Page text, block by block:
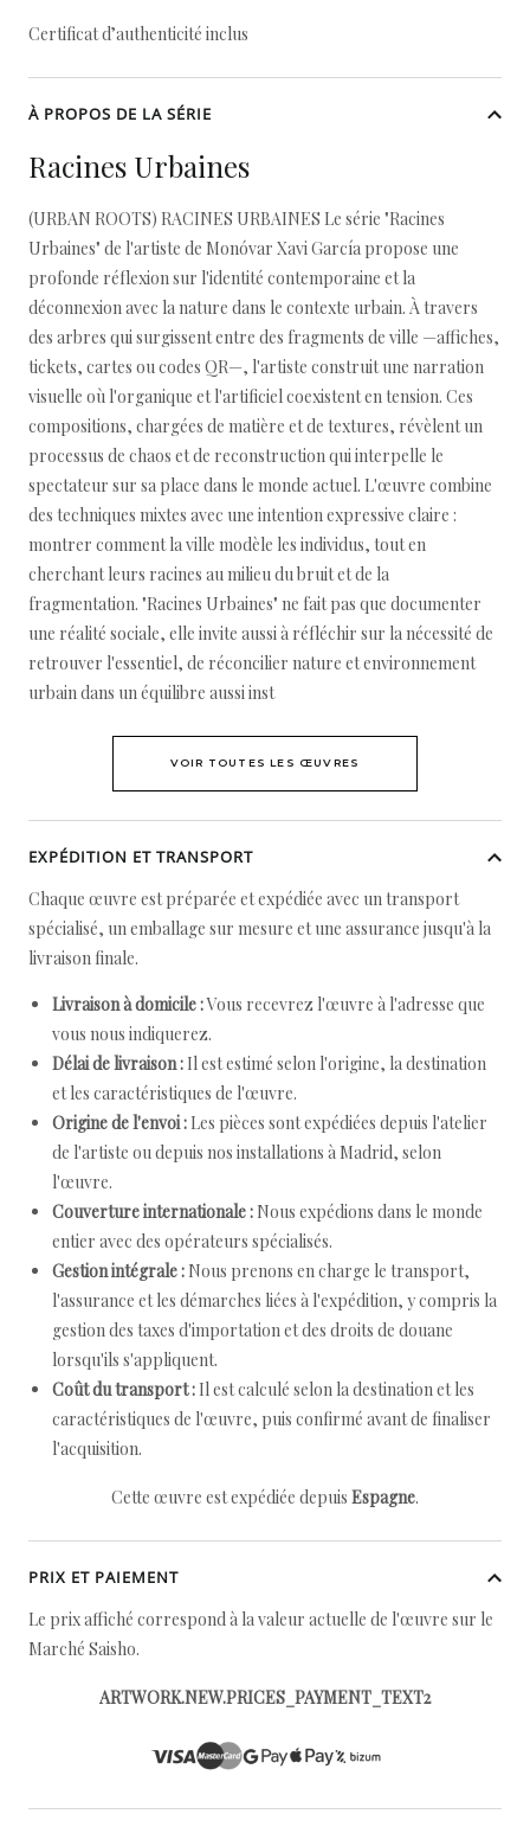
Certificat d’authenticité inclus
À PROPOS DE LA SÉRIE
Racines Urbaines
(URBAN ROOTS) RACINES URBAINES Le série "Racines
Urbaines" de l'artiste de Monóvar Xavi García propose une
profonde réflexion sur l'identité contemporaine et la
déconnexion avec la nature dans le contexte urbain. À travers
des arbres qui surgissent entre des fragments de ville —affiches,
tickets, cartes ou codes QR—, l'artiste construit une narration
visuelle où l'organique et l'artificiel coexistent en tension. Ces
compositions, chargées de matière et de textures, révèlent un
processus de chaos et de reconstruction qui interpelle le
spectateur sur sa place dans le monde actuel. L'œuvre combine
des techniques mixtes avec une intention expressive claire :
montrer comment la ville modèle les individus, tout en
cherchant leurs racines au milieu du bruit et de la
fragmentation. "Racines Urbaines" ne fait pas que documenter
une réalité sociale, elle invite aussi à réfléchir sur la nécessité de
retrouver l'essentiel, de réconcilier nature et environnement
urbain dans un équilibre aussi inst
VOIR TOUTES LES ŒUVRES
EXPÉDITION ET TRANSPORT
Chaque œuvre est préparée et expédiée avec un transport
spécialisé, un emballage sur mesure et une assurance jusqu'à la
livraison finale.
Livraison à domicile :Vous recevrez l'œuvre à l'adresse que
vous nous indiquerez.
Délai de livraison : Il est estimé selon l'origine, la destination
et les caractéristiques de l'œuvre.
Origine de l'envoi : Les pièces sont expédiées depuis l'atelier
de l'artiste ou depuis nos installations à Madrid, selon
l'œuvre.
Couverture internationale : Nous expédions dans le monde
entier avec des opérateurs spécialisés.
Gestion intégrale : Nous prenons en charge le transport,
l'assurance et les démarches liées à l'expédition, y compris la
gestion des taxes d'importation et des droits de douane
lorsqu'ils s'appliquent.
Coût du transport : Il est calculé selon la destination et les
caractéristiques de l'œuvre, puis confirmé avant de finaliser
l'acquisition.
Cette œuvre est expédiée depuis Espagne.
PRIX ET PAIEMENT
Le prix affiché correspond à la valeur actuelle de l'œuvre sur le
Marché Saisho.
ARTWORK.NEW.PRICES_PAYMENT_TEXT2